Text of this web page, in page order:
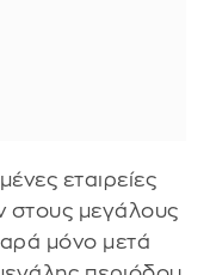
εταιρείες
στους μεγάλους
μόνο μετά